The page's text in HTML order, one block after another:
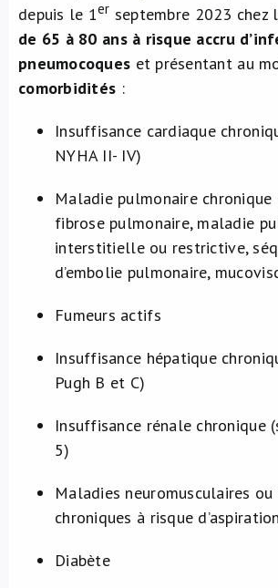
depuis le 1er septembre 2023 chez
de 65 à 80 ans à risque accru
pneumocoques et présentant au
comorbidités :
Insuffisance cardiaque
NYHA II- IV)
Maladie pulmonaire chronique
fibrose pulmonaire, maladie
interstitielle ou restrictive,
d’embolie pulmonaire,
Fumeurs actifs
Insuffisance hépatique
Pugh B et C)
Insuffisance rénale chronique
5)
Maladies neuromusculaires
chroniques à risque
Diabète